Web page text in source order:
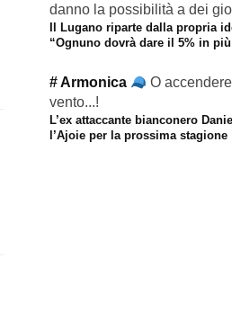
danno la possibilità a dei
Il Lugano riparte dalla propria
“Ognuno dovrà dare il 5% in
# Armonica
O
vento...!
L’ex attaccante bianconero
l’Ajoie per la prossima stagione